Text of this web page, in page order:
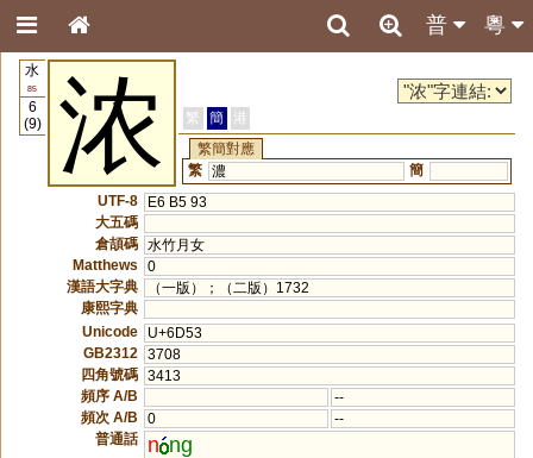
粵
普
水
85
6
(9)
浓 繁 簡
港
繁簡對應
繁 濃
簡
UTF-8
E6 B5 93
大五碼
倉頡碼 水竹月女
Matthews
0
漢語大字典
（一版）；（二版）1732
康熙字典
Unicode
U+6D53
GB2312
3708
四角號碼 3413
頻序 A/B
--
頻次 A/B
0
--
普通話
n ng